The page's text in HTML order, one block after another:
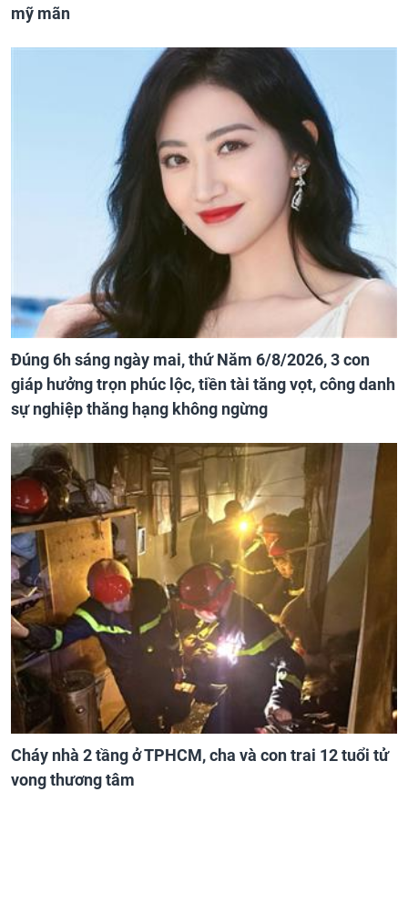
mỹ mãn
Đúng 6h sáng ngày mai, thứ Năm 6/8/2026, 3 con
giáp hưởng trọn phúc lộc, tiền tài tăng vọt, công danh
sự nghiệp thăng hạng không ngừng
Cháy nhà 2 tầng ở TPHCM, cha và con trai 12 tuổi tử
vong thương tâm